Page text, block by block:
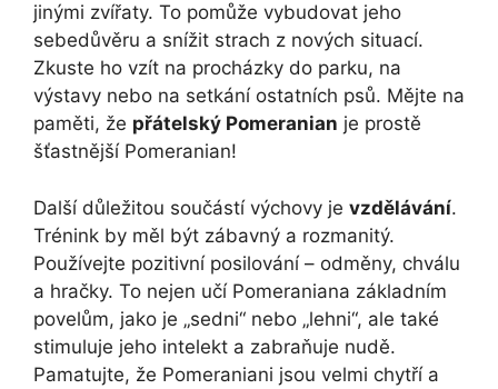
jinými zvířaty. To pomůže vybudovat jeho
sebedůvěru a snížit strach z nových situací.
Zkuste ho vzít na procházky do parku, na
výstavy nebo na setkání ostatních psů. Mějte na
paměti, že přátelský Pomeranian je prostě
šťastnější Pomeranian!
Další důležitou součástí výchovy je vzdělávání.
Trénink by měl být zábavný a rozmanitý.
Používejte pozitivní posilování – odměny, chválu
a hračky. To nejen učí Pomeraniana základním
povelům, jako je „sedni“ nebo „lehni“, ale také
stimuluje jeho intelekt a zabraňuje nudě.
Pamatujte, že Pomeraniani jsou velmi chytří a